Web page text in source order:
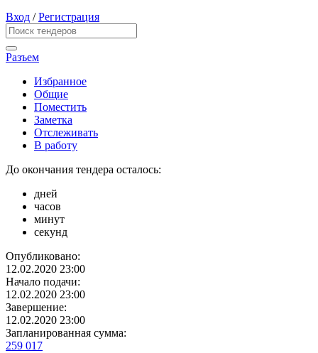
Вход /Регистрация
Разъем
Избранное
Общие
Поместить
Заметка
Отслеживать
В работу
До окончания тендера осталось:
дней
часов
минут
секунд
Опубликовано:
12.02.2020 23:00
Начало подачи:
12.02.2020 23:00
Завершение:
12.02.2020 23:00
Запланированная сумма:
259 017